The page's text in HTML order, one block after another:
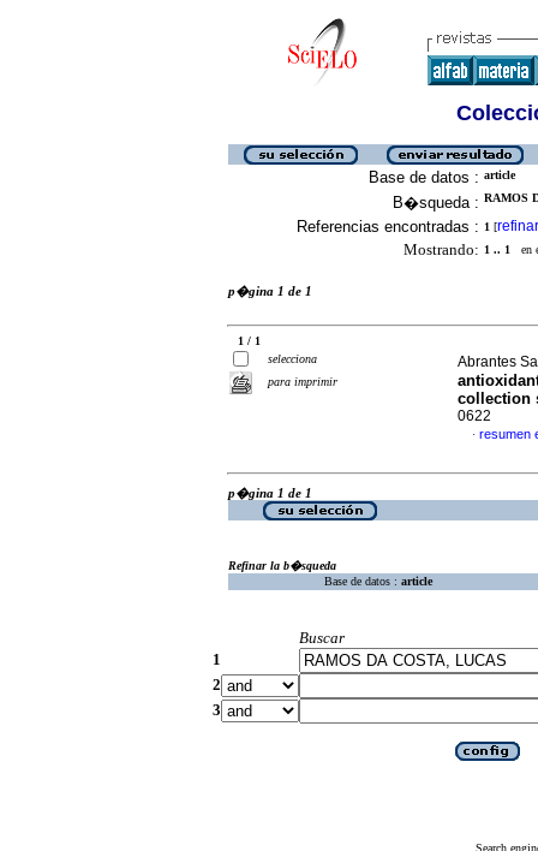
Base de datos : article
B�squeda : RAMOS
Referencias encontradas : 1 [refinar
Mostrando: 1 .. 1 en
p�gina 1 de 1
1 / 1
selecciona
para imprimir
Abrantes
collection
0622
· resumen
p�gina 1 de 1
Refinar la b�squeda
Base de datos : article
Buscar
1
2
3
Search